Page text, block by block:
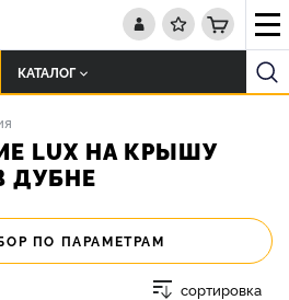
КАТАЛОГ
LUX НА КРЫШУ
ДУБНЕ
ПО ПАРАМЕТРАМ
сортировка